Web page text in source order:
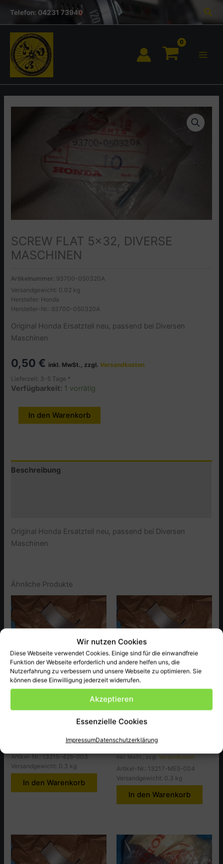
Wir nutzen Cookies
Diese Webseite verwendet Cookies. Einige sind für die einwandfreie
Funktion der Webseite erforderlich und andere helfen uns, die
Nutzerfahrung zu verbessern und unsere Webseite zu optimieren. Sie
können diese Einwilligung jederzeit widerrufen.
Akzeptieren
Essenzielle Cookies
ImpressumDatenschutzerklärung
springen
Inhalt
Telefon: 04231 73940
SCREW FLAT 5×32, DIVERSE
MASCHINEN
Artikelnummer: 93700-050320A
Versandgewicht: 0.02 kg
Hersteller: Honda
Hersteller-Nr.: 93700-050320A
Original Honda Ersatzteil neu, passend bei Diversen
Maschinen
0,50 € inkl. MwSt., zzgl.Versandkosten
Lieferzeit: 3-5 Tage *
Verfügbarkeit: 1 vorrätig
SCREW
FLAT
MASCHINEN
Menge
In den Warenkorb
Beschreibung
Original Honda Ersatzteil neu, passend bei Diversen
Maschinen
Ähnliche Produkte
Versandkosten
Artikel-Nr.: 13215-426-003
Versandgewicht: 0.3 kg
In den Warenkorb
Honda
CBX650CD
9,00€
inkl. MwSt., zzgl. Versandkosten
Artikel-Nr.: 13217-ME5-004
Versandgewicht: 0.3 kg
In den Warenkorb